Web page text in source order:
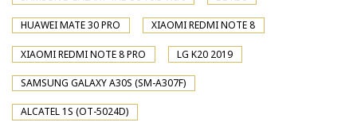
HUAWEI MATE 30 PRO XIAOMI REDMI NOTE 8
XIAOMI REDMI NOTE 8 PRO LG K20 2019
SAMSUNG GALAXY A30S (SM-A307F)
ALCATEL 1S (OT-5024D)